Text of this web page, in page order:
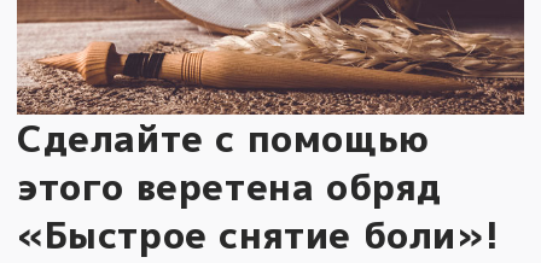
Сделайте с помощью
этого веретена обряд
«Быстрое снятие боли»!